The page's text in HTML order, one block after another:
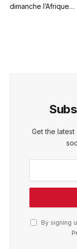
dimanche l’Afrique…
Get the
By signing